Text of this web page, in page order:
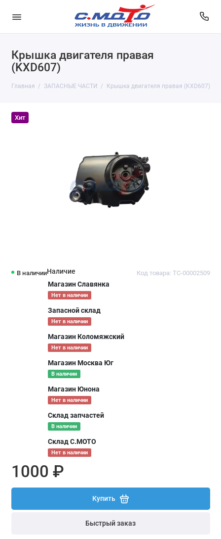
Крышка двигателя правая
(KXD607)
Главная ЗАПАСНЫЕ ЧАСТИ Крышка двигателя правая (KXD607)
Хит
В наличии Код товара: ТС-00002509
Наличие
Магазин Славянка
Нет в наличии
Запасной склад
Нет в наличии
Магазин Коломяжский
Нет в наличии
Магазин Москва Юг
В наличии
Магазин Юнона
Нет в наличии
Склад запчастей
В наличии
Склад С.МОТО
Нет в наличии
1000 ₽
Купить
Быстрый заказ